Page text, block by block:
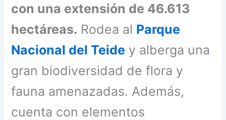
con una extensión de 46.613
hectáreas. Rodea al Parque
Nacional del Teide y alberga una
gran biodiversidad de flora y
fauna amenazadas. Además,
cuenta con elementos